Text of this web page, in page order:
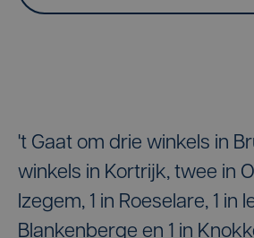
't Gaat om drie winkels in
winkels in Kortrijk, twee in
Izegem, 1 in Roeselare, 1 in
Blankenberge en 1 in